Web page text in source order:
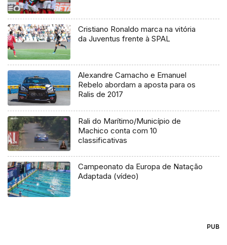
Cristiano Ronaldo marca na vitória
da Juventus frente à SPAL
Alexandre Camacho e Emanuel
Rebelo abordam a aposta para os
Ralis de 2017
Rali do Marítimo/Município de
Machico conta com 10
classificativas
Campeonato da Europa de Natação
Adaptada (vídeo)
PUB